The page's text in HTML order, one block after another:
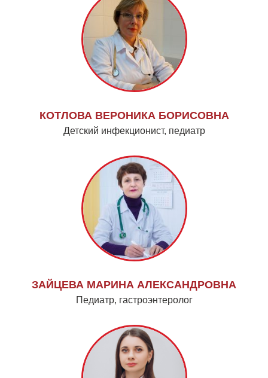
КОТЛОВА ВЕРОНИКА БОРИСОВНА
Детский инфекционист, педиатр
ЗАЙЦЕВА МАРИНА АЛЕКСАНДРОВНА
Педиатр, гастроэнтеролог